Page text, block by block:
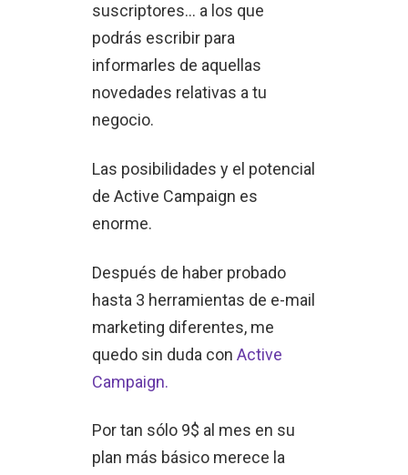
suscriptores... a los que
podrás escribir para
informarles de aquellas
novedades relativas a tu
negocio.
Las posibilidades y el potencial
de Active Campaign es
enorme.
Después de haber probado
hasta 3 herramientas de e-mail
marketing diferentes, me
quedo sin duda con Active
Campaign.
Por tan sólo 9$ al mes en su
plan más básico merece la